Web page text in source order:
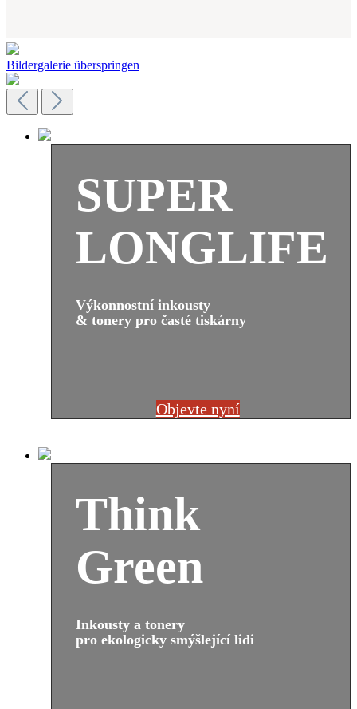
Bildergalerie überspringen
SUPER
LONGLIFE
Výkonnostní inkousty
& tonery pro časté tiskárny
Objevte nyní
Think
Green
Inkousty a tonery
pro ekologicky smýšlející lidi